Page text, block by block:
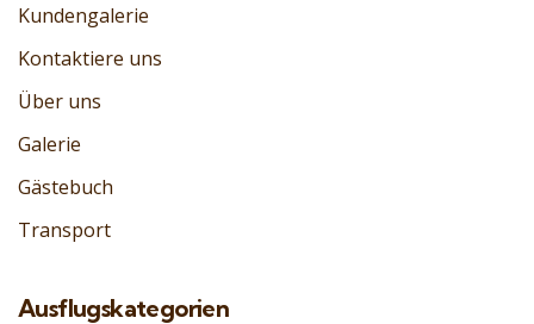
Kundengalerie
Kontaktiere uns
Über uns
Galerie
Gästebuch
Transport
Ausflugskategorien